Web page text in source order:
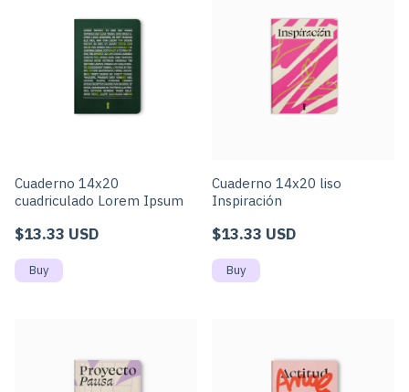
Cuaderno 14x20
cuadriculado Lorem Ipsum
$13.33 USD
Cuaderno 14x20 liso
Inspiración
$13.33 USD